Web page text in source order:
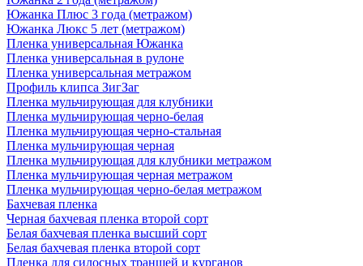
Южанка Плюс 3 года (метражом)
Южанка Люкс 5 лет (метражом)
Пленка универсальная Южанка
Пленка универсальная в рулоне
Пленка универсальная метражом
Профиль клипса ЗигЗаг
Пленка мульчирующая для клубники
Пленка мульчирующая черно-белая
Пленка мульчирующая черно-стальная
Пленка мульчирующая черная
Пленка мульчирующая для клубники метражом
Пленка мульчирующая черная метражом
Пленка мульчирующая черно-белая метражом
Бахчевая пленка
Черная бахчевая пленка второй сорт
Белая бахчевая пленка высший сорт
Белая бахчевая пленка второй сорт
Пленка для силосных траншей и курганов